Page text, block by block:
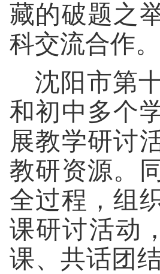
藏的破题之
科交流合作。
沈阳市第
和初中多个
展教学研讨
教研资源。
全过程，组
课研讨活动
课、共话团